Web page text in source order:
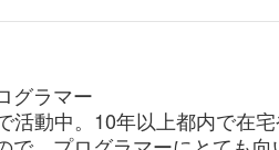
グラマー
活動中。10年以上都内で在